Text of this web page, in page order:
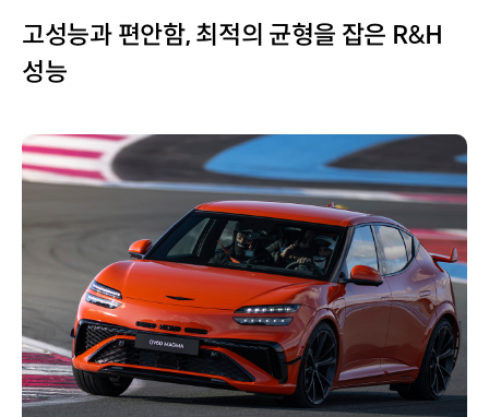
고성능과 편안함, 최적의 균형을 잡은 R&H
성능